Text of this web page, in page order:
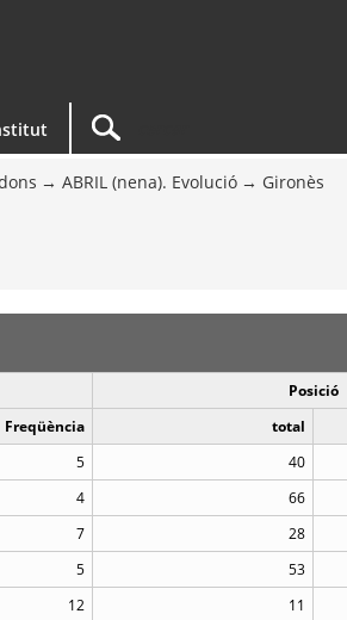
ABRIL (nena). Evolució Gironès
Posició
Freqüència
total
5 40
4 66
7 28
5 53
12 11